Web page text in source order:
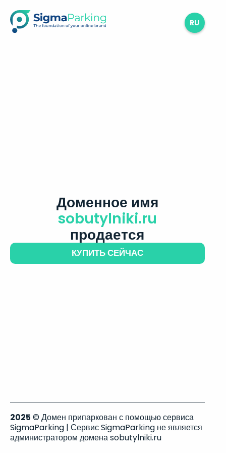
RU
Доменное имя
sobutylniki.ru
продается
КУПИТЬ СЕЙЧАС
2025 © Домен припаркован с помощью сервиса
SigmaParking | Сервис SigmaParking не является
администратором домена sobutylniki.ru